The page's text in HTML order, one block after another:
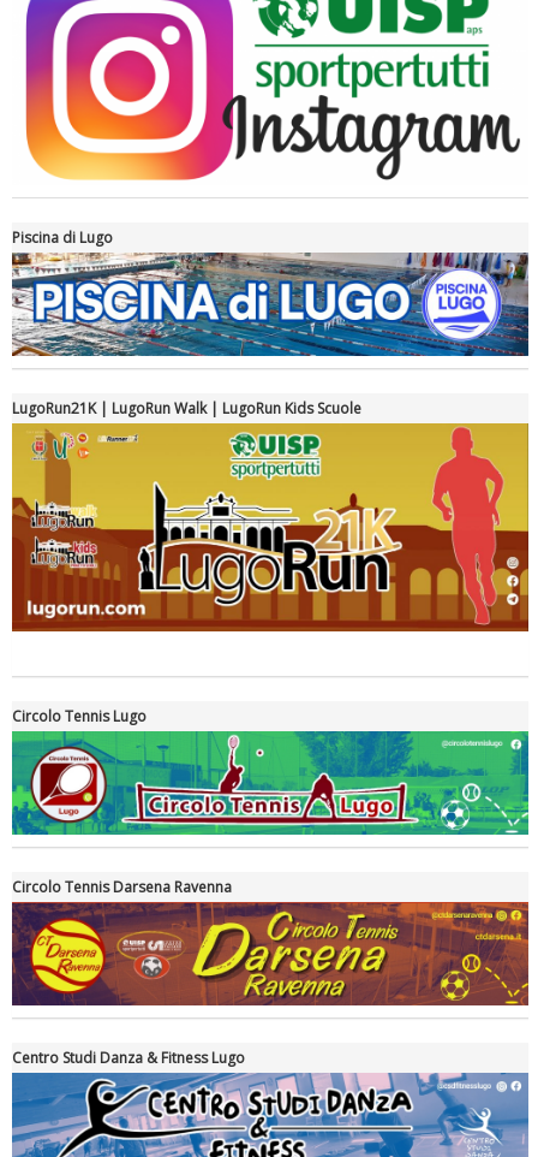
Luglio 2026: "Pensando con i piedi, si possono fare le
rivoluzioni"
Tiziano Pesce a Radio InBlu2000 traccia il bilancio della stagione
Ddl Lobby, Uisp: “Il Parlamento valorizzi le nostre specificità"
Piscina di Lugo
LugoRun21K | LugoRun Walk | LugoRun Kids Scuole
Circolo Tennis Lugo
Circolo Tennis Darsena Ravenna
Centro Studi Danza & Fitness Lugo